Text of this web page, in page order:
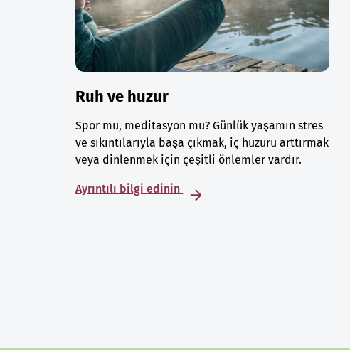
Ruh ve huzur
Spor mu, meditasyon mu? Günlük yaşamın stres
ve sıkıntılarıyla başa çıkmak, iç huzuru arttırmak
veya dinlenmek için çeşitli önlemler vardır.
Ayrıntılı bilgi edinin